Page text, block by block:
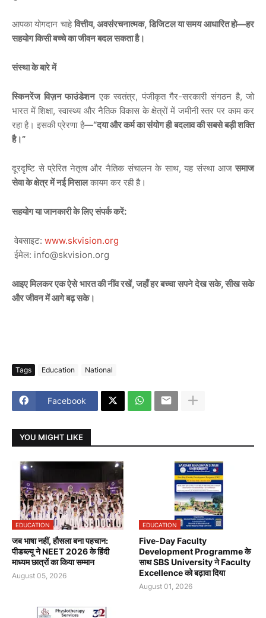
आपका योगदान चाहे वित्तीय,अवसंरचनात्मक, डिजिटल या समय आधारित हो—हर
सहयोगकिसीबच्चेकाजीवनबदलसकताहै।
संस्थाकेबारेमें
स्किनरेंज विज़न फाउंडेशन एक स्वतंत्र, पंजीकृत गैर-सरकारी संगठन है,जो
भारत में शिक्षा, स्वास्थ्य और नैतिक विकास के क्षेत्रों में जमीनी स्तर पर काम कर
रहा है। इसकी प्रेरणा है—“दया और कर्मकासंयोगही बदलाव की सबसेबड़ीशक्ति
है।”
दूरदृष्टि से प्रेरित नेतृत्व और नैतिक संचालन के साथ,यह संस्था आज समाज
सेवाकेक्षेत्रमेंनईमिसाल कायम कर रही है।
सहयोगयाजानकारीकेलिएसंपर्ककरें:
वेबसाइट: www.skvision.org
ईमेल: info@skvision.org
आइएमिलकरएकऐसे भारत की नींवरखें,जहाँहरबच्चा सपने देख सके,सीखसके
औरजीवनमेंआगेबढ़सके।
Tags Education National
Facebook
YOU MIGHT LIKE
EDUCATION
जब भाषा नहीं, हौसला बना पहचान:
पीडब्ल्यू ने NEET 2026 के हिंदी
माध्यम छात्रों का किया सम्मान
August 05, 2026
EDUCATION
Five-Day Faculty
Development Programme के
साथ SBS University ने Faculty
Excellence को बढ़ावा दिया
August 01, 2026